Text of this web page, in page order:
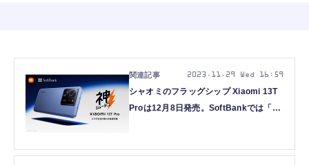
シャオミのフラッグシップ Xiaomi 13T
Proは12月8日発売。SoftBankでは「実
2023.11.29 Wed 16:59